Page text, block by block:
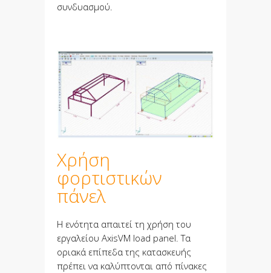
συνδυασμού.
Χρήση
φορτιστικών
πάνελ
Η ενότητα απαιτεί τη χρήση του
εργαλείου AxisVM load panel. Τα
οριακά επίπεδα της κατασκευής
πρέπει να καλύπτονται από πίνακες